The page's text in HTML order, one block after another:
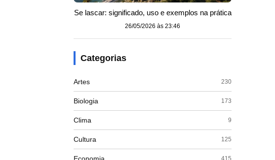
Se lascar: significado, uso e exemplos na prática
26/05/2026 às 23:46
Categorias
Artes 230
Biologia 173
Clima 9
Cultura 125
415